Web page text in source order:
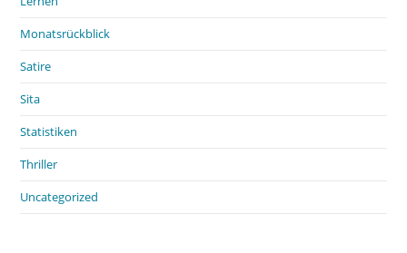
Monatsrückblick
Satire
Sita
Statistiken
Thriller
Uncategorized